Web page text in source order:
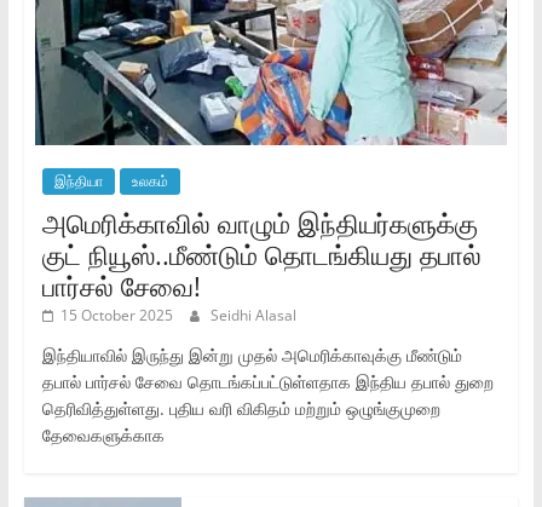
இந்தியா உலகம்
அமெரிக்காவில் வாழும் இந்தியர்களுக்கு
குட் நியூஸ்..மீண்டும் தொடங்கியது தபால்
பார்சல் சேவை!
15 October 2025 Seidhi Alasal
இந்தியாவில் இருந்து இன்று முதல் அமெரிக்காவுக்கு மீண்டும்
தபால் பார்சல் சேவை தொடங்கப்பட்டுள்ளதாக இந்திய தபால் துறை
தெரிவித்துள்ளது. புதிய வரி விகிதம் மற்றும் ஒழுங்குமுறை
தேவைகளுக்காக